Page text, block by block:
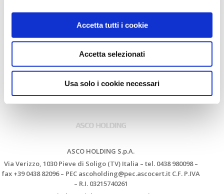
Accetta tutti i cookie
Accetta selezionati
Usa solo i cookie necessari
ASCO HOLDING S.p.A.
Via Verizzo, 1030 Pieve di Soligo (TV) Italia – tel. 0438 980098 –
fax +39 0438 82096 – PEC ascoholding@pec.ascocert.it C.F. P.IVA
– R.I. 03215740261